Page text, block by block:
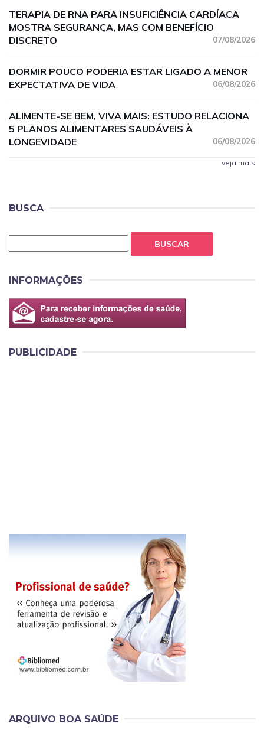
TERAPIA DE RNA PARA INSUFICIÊNCIA CARDÍACA
MOSTRA SEGURANÇA, MAS COM BENEFÍCIO
DISCRETO
07/08/2026
DORMIR POUCO PODERIA ESTAR LIGADO A MENOR
EXPECTATIVA DE VIDA
06/08/2026
ALIMENTE-SE BEM, VIVA MAIS: ESTUDO RELACIONA
5 PLANOS ALIMENTARES SAUDÁVEIS À
LONGEVIDADE
06/08/2026
veja mais
BUSCA
BUSCAR
INFORMAÇÕES
PUBLICIDADE
ARQUIVO BOA SAÚDE